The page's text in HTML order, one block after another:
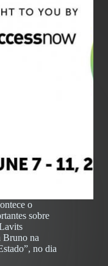
o
sobre
Bruno na
no dia